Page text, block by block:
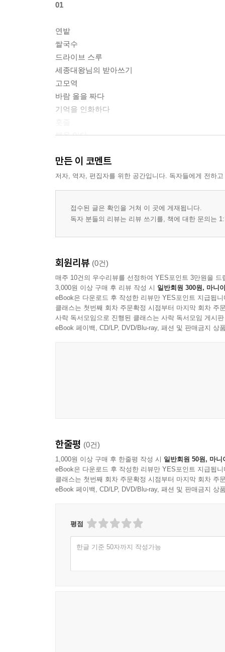
01
연밭
쌀국수
드라이브 스루
세종대왕님의 받아쓰기
고모역
바람 올을 짜다
기억을 인화하다
봄을 읽다
소리길
우체통
갈매기 난초
봄, 영화 한 편
빛의 옷감
워라밸
아주 심기
봄 일기
아카시아 피면
치유 안 된 봄
공항 실루엣
숙제 목록
초보운전
숨겨진 나비
만든 이 코멘트
저자, 역자, 편집자를 위한 공간입니다. 독자들에게 전하
접수된 글은 확인을 거쳐 이 곳에 게재됩니다.
독자 분들의 리뷰는 리뷰 쓰기를, 책에 대한 문의는
회원리뷰 (0건)
매주 10건의 우수리뷰를 선정하여 YES포인트 3만원을 드
3,000원 이상 구매 후 리뷰 작성 시 일반회원 300원, 마니
eBook은 다운로드 후 작성한 리뷰만 YES포인트 지급됩니
클래스는 첫번째 회차 주문확정 시점부터 마지막 회차 주
사락 독서모임으로 진행된 클래스는 사락 독서모임 게시
eBook 페이백, CD/LP, DVD/Blu-ray, 패션 및 판매금지 상
한줄평 (0건)
1,000원 이상 구매 후 한줄평 작성 시 일반회원 50원, 마니
eBook은 다운로드 후 작성한 리뷰만 YES포인트 지급됩니
클래스는 첫번째 회차 주문확정 시점부터 마지막 회차 주
eBook 페이백, CD/LP, DVD/Blu-ray, 패션 및 판매금지 상
평점
한글 기준 50자까지 작성가능